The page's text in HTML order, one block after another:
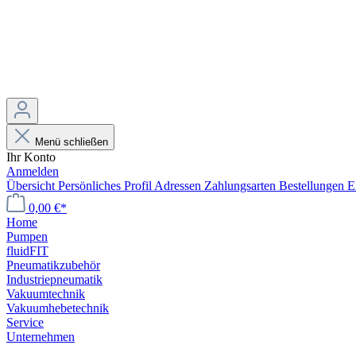
Menü schließen
Ihr Konto
Anmelden
Übersicht Persönliches Profil Adressen Zahlungsarten Bestellungen
0,00 €*
Home
Pumpen
fluidFIT
Pneumatikzubehör
Industriepneumatik
Vakuumtechnik
Vakuumhebetechnik
Service
Unternehmen